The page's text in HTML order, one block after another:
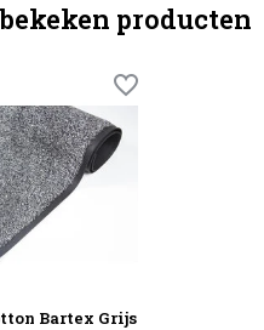
producten
Bartex Grijs